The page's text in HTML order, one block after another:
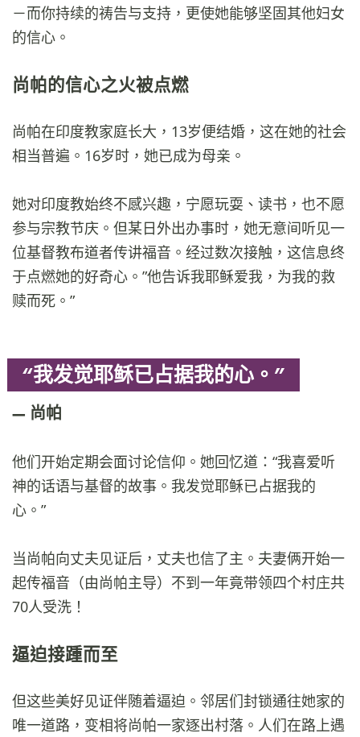
－而你持续的祷告与支持，更使她能够坚固其他妇女
的信心。
尚帕的信心之火被点燃
尚帕在印度教家庭长大，13岁便结婚，这在她的社会
相当普遍。16岁时，她已成为母亲。
她对印度教始终不感兴趣，宁愿玩耍、读书，也不愿
参与宗教节庆。但某日外出办事时，她无意间听见一
位基督教布道者传讲福音。经过数次接触，这信息终
于点燃她的好奇心。”他告诉我耶稣爱我，为我的救
赎而死。”
“我发觉耶稣已占据我的心。”
尚帕
他们开始定期会面讨论信仰。她回忆道：“我喜爱听
神的话语与基督的故事。我发觉耶稣已占据我的
心。”
当尚帕向丈夫见证后，丈夫也信了主。夫妻俩开始一
起传福音（由尚帕主导）不到一年竟带领四个村庄共
70人受洗！
逼迫接踵而至
但这些美好见证伴随着逼迫。邻居们封锁通往她家的
唯一道路，变相将尚帕一家逐出村落。人们在路上遇